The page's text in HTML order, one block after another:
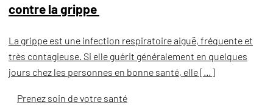
contre la grippe
La grippe est une infection respiratoire aiguë, fréquente et
très contagieuse. Si elle guérit généralement en quelques
jours chez les personnes en bonne santé, elle […]
Prenez soin de votre santé